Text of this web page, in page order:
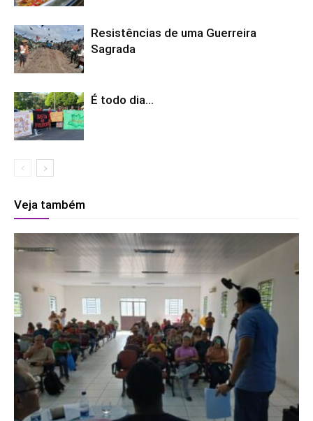
Resistências de uma Guerreira
Sagrada
É todo dia…
Veja também